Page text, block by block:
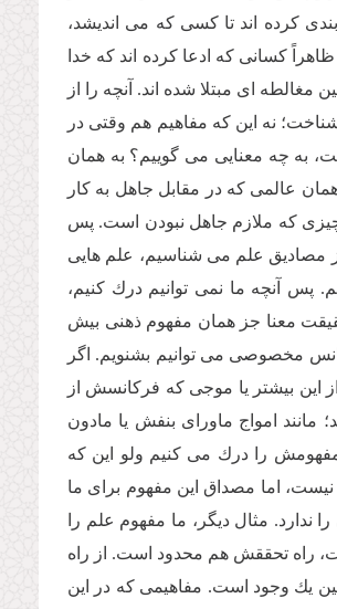
كرده اند تا كسى كه مى اندیشد،
كسانى كه ادعا كرده اند كه خدا
اى مبتلا شده اند. آنچه را از
نه این كه مفاهیم هم وقتى در
به چه معنایى مى گوییم؟ به همان
عالمى كه در مقابل جاهل به كار
كه ملازم جاهل نبودن است. پس
مصادیق علم مى شناسیم، علم هایى
پس آنچه ما نمى توانیم درك كنیم،
معنا جز همان مفهوم ذهنى بیش
مخصوصى مى توانیم بشنویم. اگر
این بیشتر یا موجى كه فركانسش از
مانند امواج ماوراى بنفش یا مادون
مفهومش را درك مى كنیم ولو این كه
اما مصداق این مفهوم براى ما
ندارد. مثال دیگر، ما مفهوم علم را
راه تحققش هم محدود است. از راه
یك وجود است. مفاهیمى كه در این